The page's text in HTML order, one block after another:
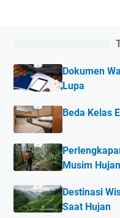
Dokumen
Lupa
Beda Kelas
Musim Hujan
Destinasi
Saat Hujan